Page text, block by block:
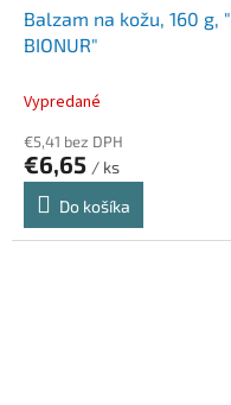
Balzam na kožu, 160 g, "
BIONUR"
Vypredané
€5,41 bez DPH
€6,65 / ks
Do košíka